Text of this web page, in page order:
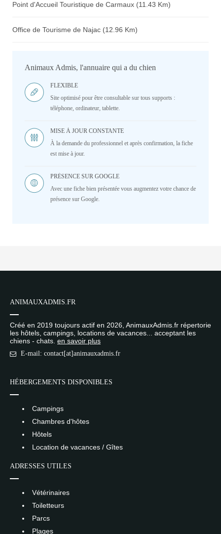
Point d'Accueil Touristique de Carmaux (11.43 Km)
Office de Tourisme de Najac (12.96 Km)
Animaux Admis, l'annuaire qui a du chien
FLEXIBLE
Site optimisé pour être consultable sur tous supports :
téléphone, ordinateur, tablette.
MISE À JOUR CONSTANTE
À la demande du professionnel et après confirmation, la fiche
est mise à jour.
PRÉSENCE SUR GOOGLE
Avec une fiche bien présentée vous augmentez votre chance de
présence sur Google.
ANIMAUXADMIS.FR
Créé en 2019 toujours actif en 2026, AnimauxAdmis.fr répertorie
les hôtels, campings, locations de vacances... acceptant les
chiens - chats. en savoir plus
E-mail: contact[at]animauxadmis.fr
HÉBERGEMENTS DISPONIBLES
Campings
Chambres d'hôtes
Hôtels
Location de vacances / Gîtes
ADRESSES UTILES
Vétérinaires
Toiletteurs
Parcs
Plages